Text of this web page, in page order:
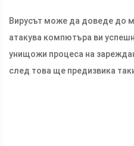
Вирусът може да доведе до
атакува компютъра ви
унищожи процеса на
след това ще предизвика